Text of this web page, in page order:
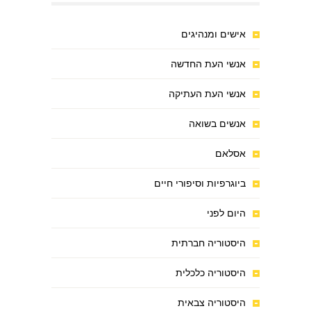
אישים ומנהיגים
אנשי העת החדשה
אנשי העת העתיקה
אנשים בשואה
אסלאם
ביוגרפיות וסיפורי חיים
היום לפני
היסטוריה חברתית
היסטוריה כלכלית
היסטוריה צבאית